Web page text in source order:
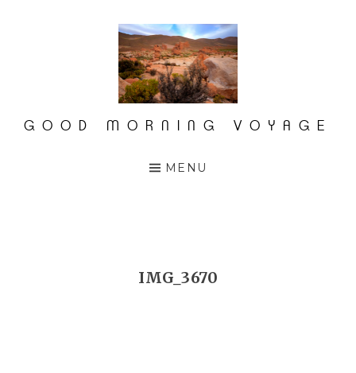
GOOD MORNING VOYAGE
MENU
IMG_3670